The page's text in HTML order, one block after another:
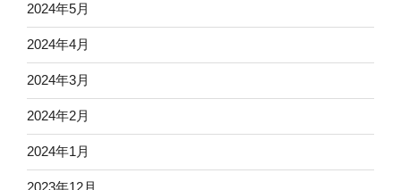
2024年5月
2024年4月
2024年3月
2024年2月
2024年1月